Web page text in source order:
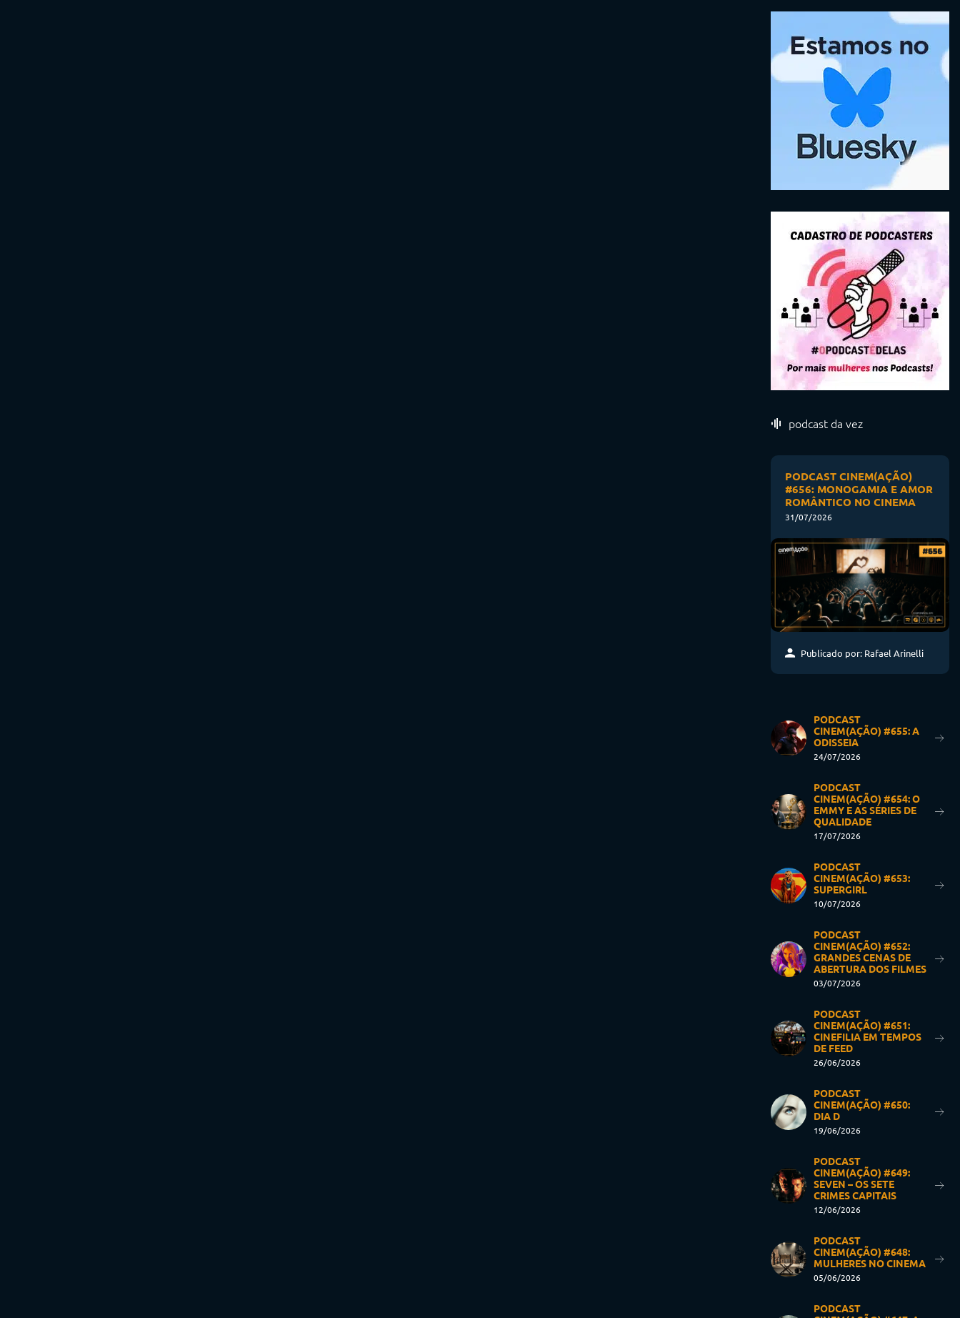
podcast da vez
PODCAST CINEM(AÇÃO)
#656: MONOGAMIA E AMOR
ROMÂNTICO NO CINEMA
31/07/2026
Publicado por: Rafael Arinelli
PODCAST
CINEM(AÇÃO) #655: A
ODISSEIA
24/07/2026
PODCAST
CINEM(AÇÃO) #654: O
EMMY E AS SÉRIES DE
QUALIDADE
17/07/2026
PODCAST
CINEM(AÇÃO) #653:
SUPERGIRL
10/07/2026
PODCAST
CINEM(AÇÃO) #652:
GRANDES CENAS DE
ABERTURA DOS FILMES
03/07/2026
PODCAST
CINEM(AÇÃO) #651:
CINEFILIA EM TEMPOS
DE FEED
26/06/2026
PODCAST
CINEM(AÇÃO) #650:
DIA D
19/06/2026
PODCAST
CINEM(AÇÃO) #649:
SEVEN – OS SETE
CRIMES CAPITAIS
12/06/2026
PODCAST
CINEM(AÇÃO) #648:
MULHERES NO CINEMA
05/06/2026
PODCAST